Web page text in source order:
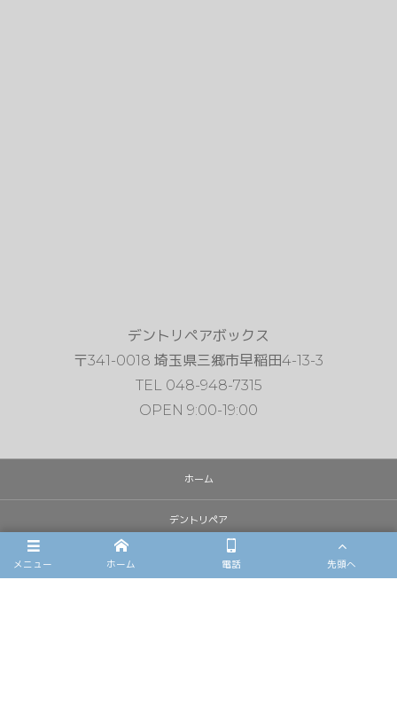
デントリペアボックス
〒341-0018 埼玉県三郷市早稲田4-13-3
TEL 048-948-7315
OPEN 9:00-19:00
ホーム
デントリペア
雹害車修理
メニュー ホーム 電話 先頭へ